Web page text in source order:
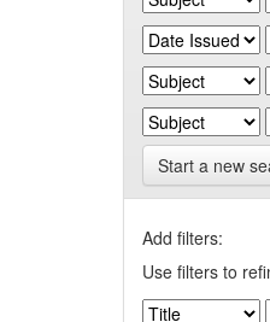
Start a new
Add filters:
Use filters to